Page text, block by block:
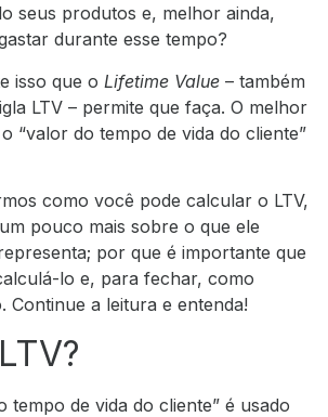
seus produtos e, melhor ainda,
durante esse tempo?
isso que o Lifetime Value – também
LTV – permite que faça. O melhor
“valor do tempo de vida do cliente”
como você pode calcular o LTV,
pouco mais sobre o que ele
por que é importante que
lo e, para fechar, como
Continue a leitura e entenda!
tempo de vida do cliente” é usado